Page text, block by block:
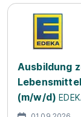
Ausbildung
(m/w/d)